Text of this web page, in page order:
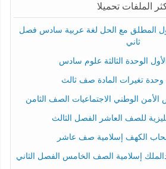
الملفات تحميلا
المطلق مع الحل لغة عربية سادس فصل
ثاني
الوحدة الثالثة علوم سادس
وحدة تغيرات المادة صف ثالث
الوطني الاجتماعيات الصف الثامن
للصف العاشر الفصل الثالث
الكهف إسلامية صف عاشر
إسلامية الصف الخامس الفصل الثاني